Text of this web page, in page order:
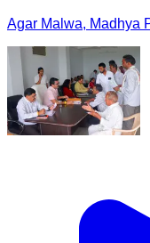
Agar Malwa, Madhya